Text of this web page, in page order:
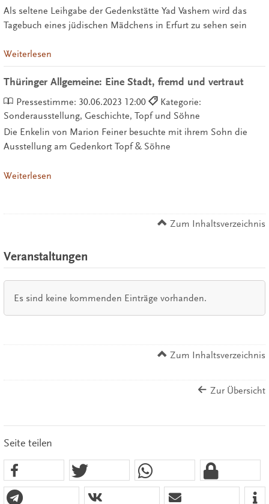
Als seltene Leihgabe der Gedenkstätte Yad Vashem wird das
Tagebuch eines jüdischen Mädchens in Erfurt zu sehen sein
Weiterlesen
Thüringer Allgemeine: Eine Stadt, fremd und vertraut
Pressestimme: 30.06.2023 12:00
Kategorie:
Sonderausstellung, Geschichte, Topf und Söhne
Die Enkelin von Marion Feiner besuchte mit ihrem Sohn die
Ausstellung am Gedenkort Topf & Söhne
Weiterlesen
Zum Inhaltsverzeichnis
Veranstaltungen
Es sind keine kommenden Einträge vorhanden.
Zum Inhaltsverzeichnis
Zur Übersicht
Seite teilen